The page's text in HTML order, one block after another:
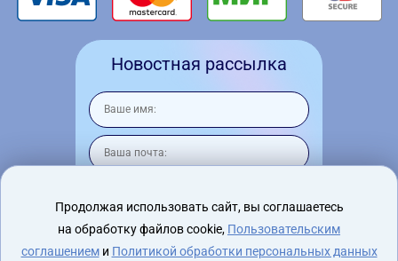
Новостная рассылка
Я согласен на обработку персональных
данных
Продолжая использовать сайт, вы соглашаетесь
на обработку файлов cookie, Пользовательским
соглашениеми Политикой обработки персональных данных